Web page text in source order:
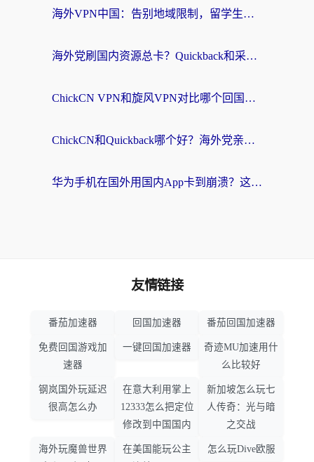
海外VPN中国：告别地域限制，留学生与华人如何轻松刷国内剧、玩国服？
海外党刷国内资源总卡？Quickback和采集蜂好用吗？这篇指南帮你避坑
ChickCN VPN和旋风VPN对比哪个回国效果更好？海外党亲测实用指南
ChickCN和Quickback哪个好？海外党亲测回国加速器，轻松解锁国内资源（附避坑指南）
华为手机在国外用国内App卡到崩溃？这篇加速器指南帮你无缝刷剧打游戏
友情链接
番茄加速器 回国加速器 番茄回国加速器
免费回国游戏加
速器
一键回国加速器
奇迹MU加速用什
么比较好
钢岚国外玩延迟
很高怎么办
在意大利用掌上
12333怎么把定位
修改到中国国内
新加坡怎么玩七
人传奇：光与暗
之交战
海外玩魔兽世界
在美国能玩公主
怎么玩Dive欧服